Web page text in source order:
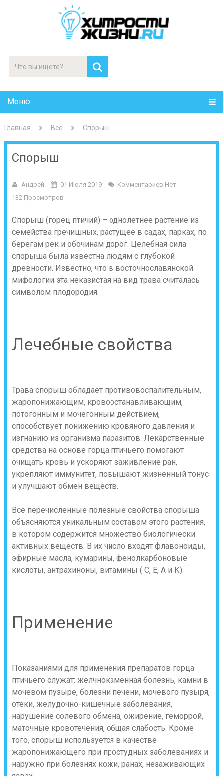
Меню
Главная Все Спорыш
Спорыш
Андрей 01 Июля 2019
Комментариев Нет
132 Просмотров
Спорыш (горец птичий) – однолетнее растение из
семейства гречишных, растущее в садах, парках, по
берегам рек и обочинам дорог. Целебная сила
спорыша была известна людям с глубокой
древности. Известно, что в восточнославянской
мифологии эта неказистая на вид трава считалась
символом плодородия.
Лечебные свойства
Трава спорыш обладает противовоспалительным,
жаропонижающим, кровоостанавливающим,
потогонным и мочегонным действием,
способствует понижению кровяного давления и
изгнанию из организма паразитов. Лекарственные
средства на основе горца птичьего помогают
очищать кровь и ускоряют заживление ран,
укрепляют иммунитет, повышают жизненный тонус
и улучшают обмен веществ.
Все перечисленные полезные свойства спорыша
объясняются уникальным составом этого растения,
в котором содержится множество биологически
активных веществ. В их число входят флавоноиды,
эфирные масла, кумарины, фенолкарбоновые
кислоты, антрахиноны, витамины ( С, Е, А и К).
Применение
Показаниями для применения препаратов горца
птичьего служат: желчнокаменная болезнь, камни в
мочевом пузыре, болезни печени, мочевого пузыря,
отеки, желудочно-кишечные заболевания,
нарушение солевого обмена, ожирение, геморрой,
маточные кровотечения, общая слабость. Кроме
того, спорыш используется в качестве
жаропонижающего при простудных заболеваниях и
наружно при болезнях кожи, ранах, незаживающих